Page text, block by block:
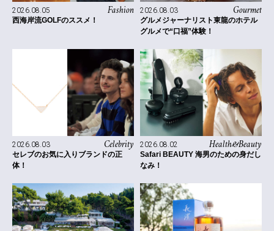
Fashion
2026.08.05
西海岸流GOLFのススメ！
Gourmet
2026.08.03
グルメジャーナリスト東龍のホテル
グルメで“口福”体験！
Celebrity
2026.08.03
セレブのお気に入りブランドの正
体！
Health&Beauty
2026.08.02
Safari BEAUTY 海男のための身だし
なみ！